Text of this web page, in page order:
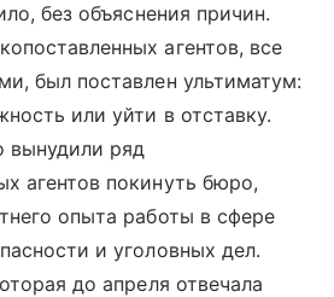
без объяснения причин.
агентов, все
был поставлен ультиматум:
или уйти в отставку.
вынудили ряд
агентов покинуть бюро,
опыта работы в сфере
и уголовных дел.
до апреля отвечала